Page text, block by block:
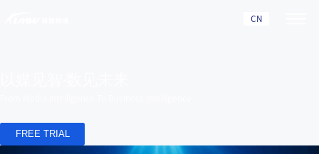
CN
FREE TRIAL